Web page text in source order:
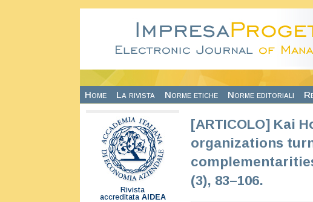
Home La rivista Norme etiche Norme editoriali
Rivista
accreditata AIDEA
[ARTICOLO] Kai
organizations
(3), 83–106.